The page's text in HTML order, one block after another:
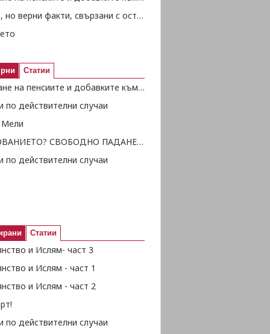
Смешни, но верни факти, свързани с остаряването - част 3
Статии
Отпускане на пенсиите и добавките към тях
по действителни случаи
ОБРАЗОВАНИЕТО? СВОБОДНО ПАДАНЕ В ПРОПАСТТА...
по действителни случаи
Статии
и Ислям- част 3
и Ислям - част 1
и Ислям - част 2
по действителни случаи